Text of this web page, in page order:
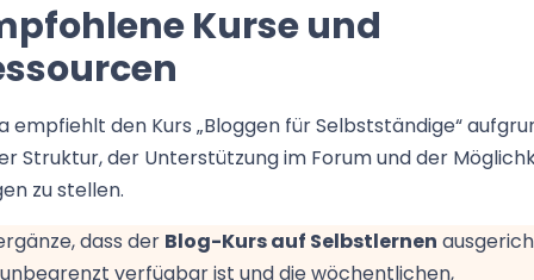
Kurse und
empfiehlt den Kurs „Bloggen für Selbstständige“
Struktur, der Unterstützung im Forum und der
zu stellen.
dass der Blog-Kurs auf Selbstlernen
verfügbar ist und die wöchentlichen,